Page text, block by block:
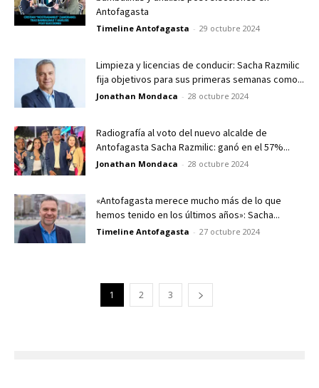
Antofagasta
Timeline Antofagasta - 29 octubre 2024
Limpieza y licencias de conducir: Sacha Razmilic
fija objetivos para sus primeras semanas como...
Jonathan Mondaca - 28 octubre 2024
Radiografía al voto del nuevo alcalde de
Antofagasta Sacha Razmilic: ganó en el 57%...
Jonathan Mondaca - 28 octubre 2024
«Antofagasta merece mucho más de lo que
hemos tenido en los últimos años»: Sacha...
Timeline Antofagasta - 27 octubre 2024
1 2 3